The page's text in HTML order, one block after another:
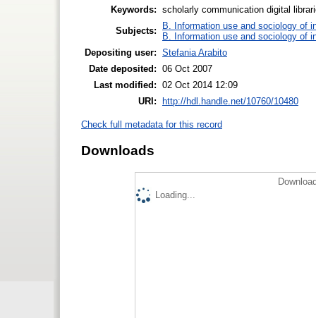
Keywords: scholarly communication digital
Subjects:
B. Information use and sociology of
B. Information use and sociology of
Depositing user: Stefania Arabito
Date deposited: 06 Oct 2007
Last modified: 02 Oct 2014 12:09
URI:
http://hdl.handle.net/10760/10480
Check full metadata for this record
Downloads
Loading...